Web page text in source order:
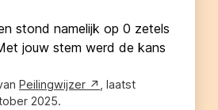
stond namelijk op 0 zetels
jouw stem werd de kans
Peilingwijzer
, laatst
2025.